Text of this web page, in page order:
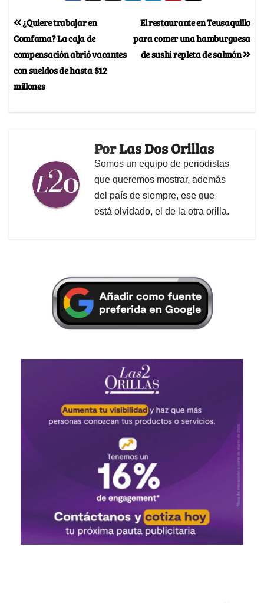
El restaurante en Teusaquillo
para comer una hamburguesa
de sushi repleta de salmón
¿Quiere trabajar en
Comfama? La caja de
compensación abrió vacantes
con sueldos de hasta $12
millones
PorLas Dos Orillas
Somos un equipo de periodistas
que queremos mostrar, además
del país de siempre, ese que
está olvidado, el de la otra orilla.